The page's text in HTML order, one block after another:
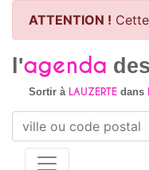
ATTENTION !
l'agenda
Sortir à LAUZERTEdans